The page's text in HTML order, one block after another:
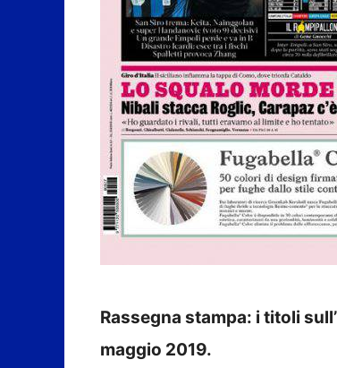
Rassegna stampa: i titoli
maggio 2019.